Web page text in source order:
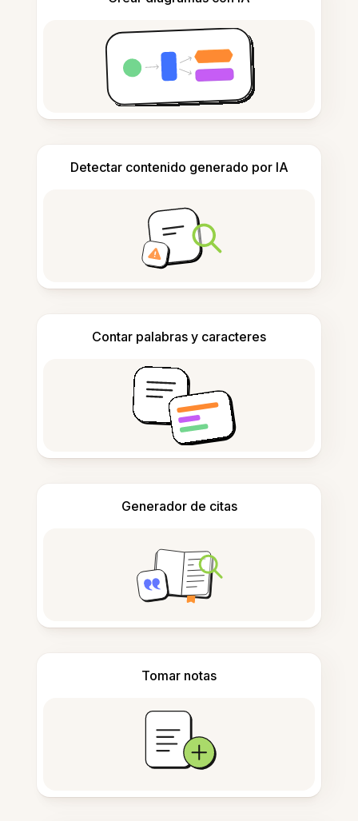
Detectar contenido generado por IA
Contar palabras y caracteres
Generador de citas
Tomar notas